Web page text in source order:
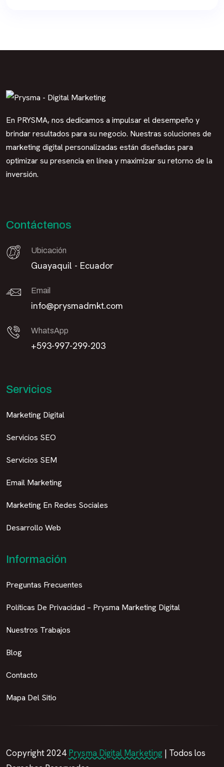
En PRYSMA, nos dedicamos a impulsar el desempeño y
brindar resultados para su negocio. Nuestras soluciones de
marketing digital personalizadas están diseñadas para
optimizar su presencia en línea y maximizar su retorno de la
inversión.
Contáctenos
Ubicación
Guayaquil - Ecuador
Email
info@prysmadmkt.com
WhatsApp
+593-997-299-203
Servicios
Marketing Digital
Servicios SEO
Servicios SEM
Email Marketing
Marketing En Redes Sociales
Desarrollo Web
Información
Preguntas Frecuentes
Políticas De Privacidad – Prysma Marketing Digital
Nuestros Trabajos
Blog
Contacto
Mapa Del Sitio
Copyright 2024 Prysma Digital Marketing | Todos los